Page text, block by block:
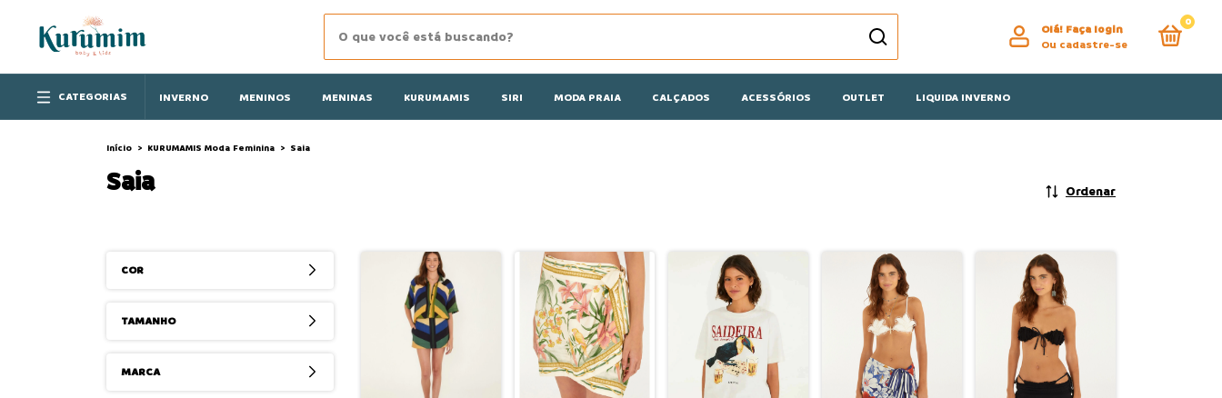
Olá! Faça login
Ou cadastre-se
0
CATEGORIAS INVERNO MENINOS MENINAS KURUMAMIS SIRI MODA PRAIA CALÇADOS ACESSÓRIOS OUTLET LIQUIDA INVERNO
Início > KURUMAMIS Moda Feminina > Saia
Saia Ordenar
COR
TAMANHO
MARCA